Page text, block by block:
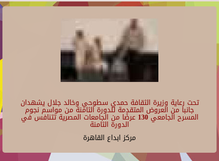
تحت رعاية وزيرة الثقافة حمدي سطوحي وخالد جلال يشهدان
جانبا من العروض المتقدمة للدورة الثامنة من مواسم نجوم
المسرح الجامعي 130 عرضًا من الجامعات المصرية تتنافس في
الدورة الثامنة
مركز ابداع القاهرة